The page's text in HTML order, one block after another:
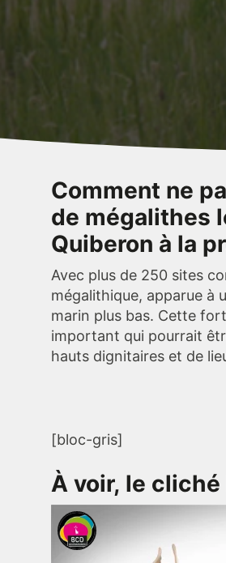
Comment ne
de mégalithes
Quiberon à la
Avec plus de 250 sites
mégalithique, apparue à
marin plus bas. Cette
important qui pourrait
hauts dignitaires et de
[bloc-gris]
À voir, le